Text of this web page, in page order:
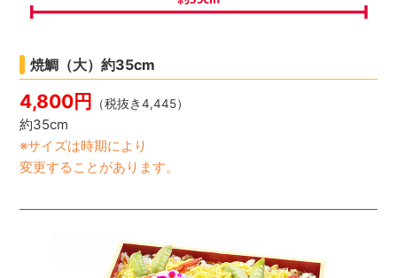
焼鯛（大）約35cm
4,800円 （税抜き4,445）
約35cm
※サイズは時期により
変更することがあります。